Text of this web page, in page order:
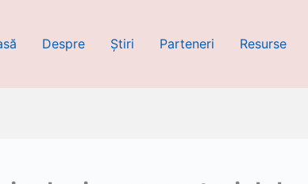
Despre Știri Parteneri Resurse